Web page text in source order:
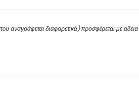
αναγράφεται διαφορετικά) προσφέρεται με